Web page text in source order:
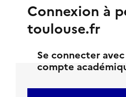
Connexion à
toulouse.fr
Se connecter
compte